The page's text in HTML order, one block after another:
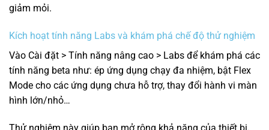
giảm mỏi.
Kích hoạt tính năng Labs và khám phá chế độ thử nghiệm
Vào Cài đặt > Tính năng nâng cao > Labs để khám phá các
tính năng beta như: ép ứng dụng chạy đa nhiệm, bật Flex
Mode cho các ứng dụng chưa hỗ trợ, thay đổi hành vi màn
hình lớn/nhỏ…